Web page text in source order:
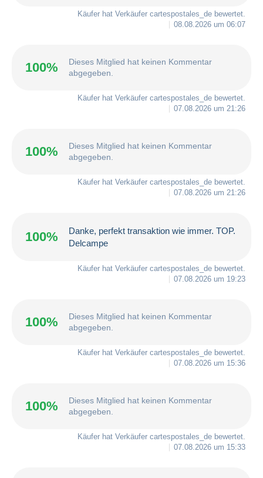
Käufer hat Verkäufer cartespostales_de bewertet.
08.08.2026 um 06:07
100%
Dieses Mitglied hat keinen Kommentar
abgegeben.
Käufer hat Verkäufer cartespostales_de bewertet.
07.08.2026 um 21:26
100%
Dieses Mitglied hat keinen Kommentar
abgegeben.
Käufer hat Verkäufer cartespostales_de bewertet.
07.08.2026 um 21:26
100%
Danke, perfekt transaktion wie immer. TOP.
Delcampe
Käufer hat Verkäufer cartespostales_de bewertet.
07.08.2026 um 19:23
100%
Dieses Mitglied hat keinen Kommentar
abgegeben.
Käufer hat Verkäufer cartespostales_de bewertet.
07.08.2026 um 15:36
100%
Dieses Mitglied hat keinen Kommentar
abgegeben.
Käufer hat Verkäufer cartespostales_de bewertet.
07.08.2026 um 15:33